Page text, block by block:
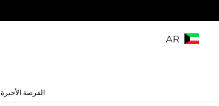
AR
الفرصة الأخيرة